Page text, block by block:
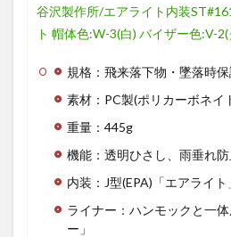
谷沢製作所/エアライト内装
ト 帽体色:W-3(白) バイザー色:V-
規格：飛来落下物・墜落時
素材：PC製(ポリカーボネイ
重量：445g
機能：透明ひさし、雨垂れ
内装：J型(EPA)「エアライト
ライナー：ハンモックと一
ー」